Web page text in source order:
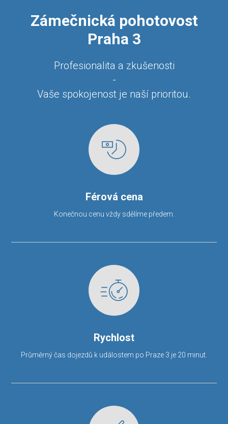
Zámečnická pohotovost
Praha 3
Profesionalita a zkušenosti
-
Vaše spokojenost je naší prioritou.
Férová cena
Konečnou cenu vždy sdělíme předem.
Rychlost
Průměrný čas dojezdů k událostem po Praze 3 je 20 minut.